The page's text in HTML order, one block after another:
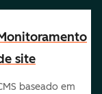
site
baseado em